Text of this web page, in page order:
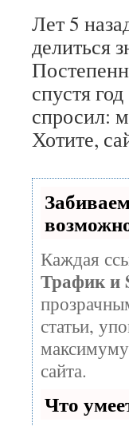
Лет 5
делиться
спустя
спросил:
Хотите,
Каждая
Трафик и
статьи,
сайта.
Что